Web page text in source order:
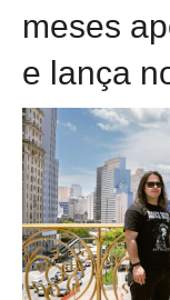
meses
e lança